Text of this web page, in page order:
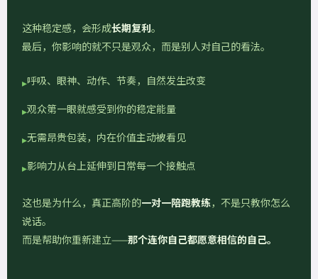
这种稳定感，会形成长期复利。
最后，你影响的就不只是观众，而是别人对自己的看法。
呼吸、眼神、动作、节奏，自然发生改变
观众第一眼就感受到你的稳定能量
无需昂贵包装，内在价值主动被看见
影响力从台上延伸到日常每一个接触点
这也是为什么，真正高阶的一对一陪跑教练 ，不是只教你怎么
说话。
而是帮助你重新建立——那个连你自己都愿意相信的自己。